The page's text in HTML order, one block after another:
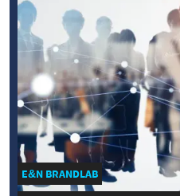
E&N BRANDLAB